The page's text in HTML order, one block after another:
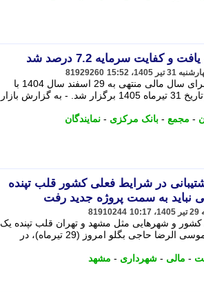
کفایت سرمایه 7.2 درصد شد
81929260
مجمع عمومی عادی سالانه بانک پارسیان برای سال مالی منتهی به 29 اسفند سال 1404 با
حضور بیش از 70 درصد از سهامداران در تاریخ 31 تیرماه 1405 برگزار شد. - به گزارش بازار
- مجمع - بانک مرکزی - نمایندگان
در شرایط فعلی کشور قلب تپنده
به سمت پروژه جدید رفت
81910244
و شهرهایی مثل مشهد و تهران قلب تپنده یک
مجموعه است. - به گزارش شهرآرانیوز، موسی الرضا حاجی بگلو امروز (29 تیرماه)، در
- مالی - شهرداری - مشهد